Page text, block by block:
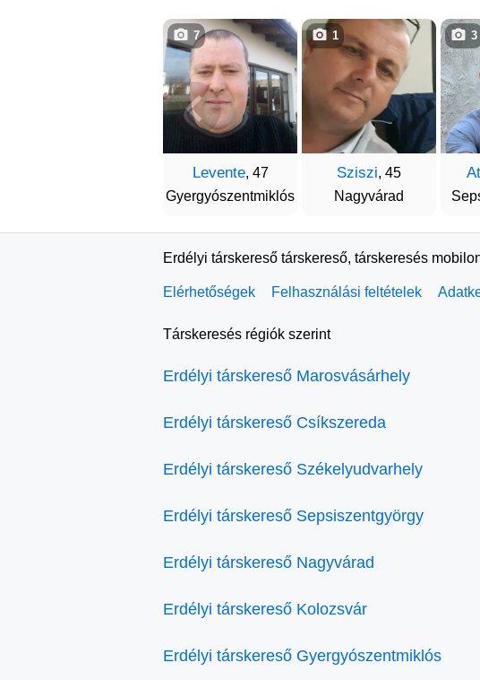
Levente, 47
Gyergyószentmiklós
7
Sziszi, 45
Nagyvárad
1 3
Erdélyi társkereső társkereső, társkeresés
Elérhetőségek Felhasználási feltételek
Társkeresés régiók szerint
Erdélyi társkereső Marosvásárhely
Erdélyi társkereső Csíkszereda
Erdélyi társkereső Székelyudvarhely
Erdélyi társkereső Sepsiszentgyörgy
Erdélyi társkereső Nagyvárad
Erdélyi társkereső Kolozsvár
Erdélyi társkereső Gyergyószentmiklós